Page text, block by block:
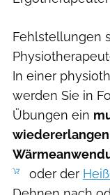
Fehlstellungen
In einer
werden Sie in
Übungen ein
oder der